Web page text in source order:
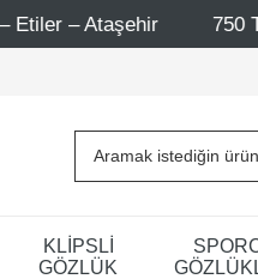
750 TL Üzeri Alışverişlerde
KLİPSLİ
GÖZLÜK